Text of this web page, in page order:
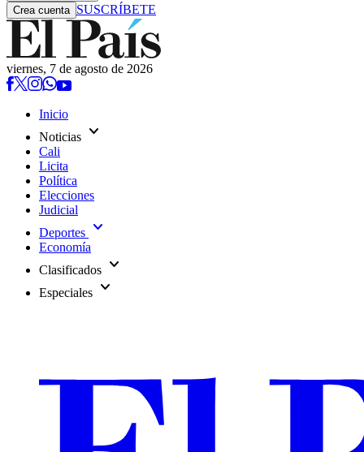
Crea cuenta SUSCRÍBETE
viernes, 7 de agosto de 2026
Inicio
Noticias expand_more
Cali
Licita
Política
Elecciones
Judicial
Deportes expand_more
Economía
Clasificados expand_more
Especiales expand_more